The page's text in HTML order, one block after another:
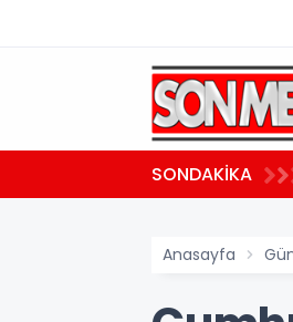
SONDAKİKA
Anasayfa